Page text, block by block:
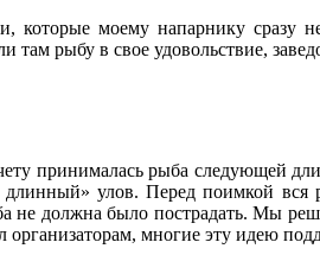
которые моему напарнику
рыбу в свое удовольствие,
принималась рыба следующей
улов. Перед поимкой вся
должна было пострадать. Мы
организаторам, многие эту идею